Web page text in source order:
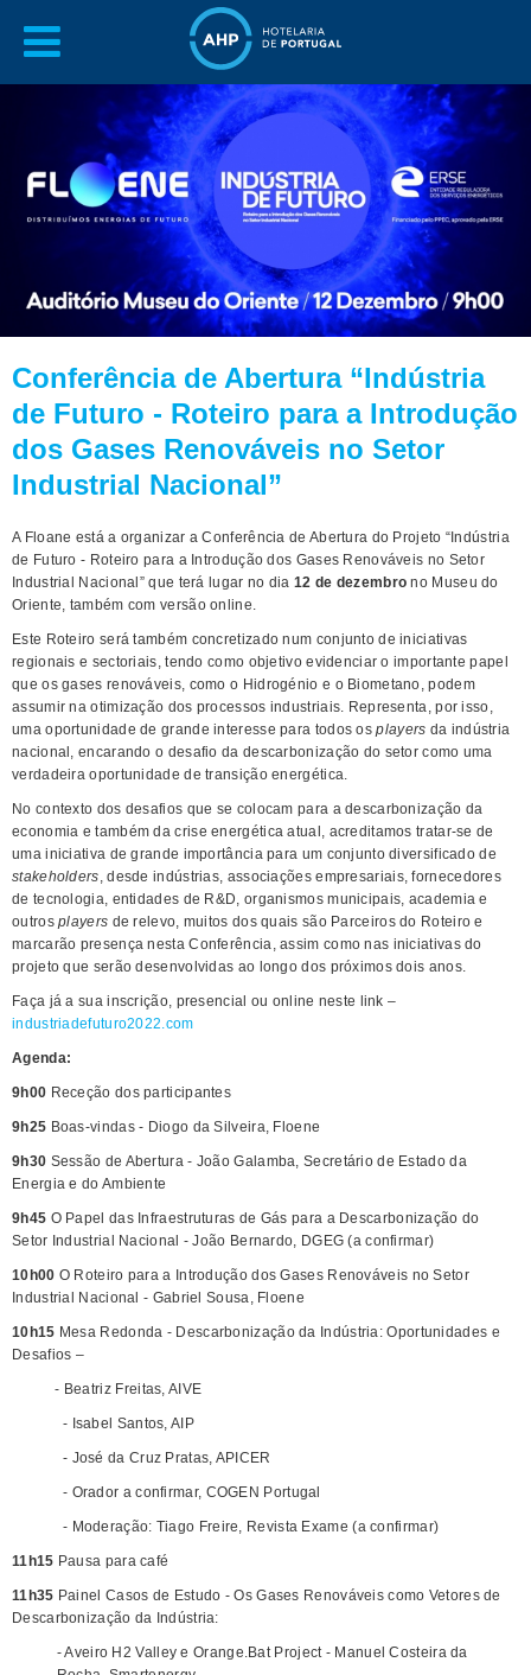
Conferência de Abertura “Indústria
de Futuro - Roteiro para a Introdução
dos Gases Renováveis no Setor
Industrial Nacional”
A Floane está a organizar a Conferência de Abertura do Projeto “Indústria
de Futuro - Roteiro para a Introdução dos Gases Renováveis no Setor
Industrial Nacional” que terá lugar no dia 12 de dezembro no Museu do
Oriente, também com versão online.
Este Roteiro será também concretizado num conjunto de iniciativas
regionais e sectoriais, tendo como objetivo evidenciar o importante papel
que os gases renováveis, como o Hidrogénio e o Biometano, podem
assumir na otimização dos processos industriais. Representa, por isso,
uma oportunidade de grande interesse para todos osplayers da indústria
nacional, encarando o desafio da descarbonização do setor como uma
verdadeira oportunidade de transição energética.
No contexto dos desafios que se colocam para a descarbonização da
economia e também da crise energética atual, acreditamos tratar-se de
uma iniciativa de grande importância para um conjunto diversificado de
stakeholders, desde indústrias, associações empresariais, fornecedores
de tecnologia, entidades de R&D, organismos municipais, academia e
outrosplayers de relevo, muitos dos quais são Parceiros do Roteiro e
marcarão presença nesta Conferência, assim como nas iniciativas do
projeto que serão desenvolvidas ao longo dos próximos dois anos.
Faça já a sua inscrição, presencial ou online neste link –
industriadefuturo2022.com
Agenda:
9h00 Receção dos participantes
9h25 Boas-vindas - Diogo da Silveira, Floene
9h30 Sessão de Abertura - João Galamba, Secretário de Estado da
Energia e do Ambiente
9h45 O Papel das Infraestruturas de Gás para a Descarbonização do
Setor Industrial Nacional - João Bernardo, DGEG (a confirmar)
10h00 O Roteiro para a Introdução dos Gases Renováveis no Setor
Industrial Nacional - Gabriel Sousa, Floene
10h15 Mesa Redonda - Descarbonização da Indústria: Oportunidades e
Desafios –
- Beatriz Freitas, AIVE
- Isabel Santos, AIP
- José da Cruz Pratas, APICER
- Orador a confirmar, COGEN Portugal
- Moderação: Tiago Freire, Revista Exame (a confirmar)
11h15 Pausa para café
11h35 Painel Casos de Estudo - Os Gases Renováveis como Vetores de
Descarbonização da Indústria:
- Aveiro H2 Valley e Orange.Bat Project - Manuel Costeira da